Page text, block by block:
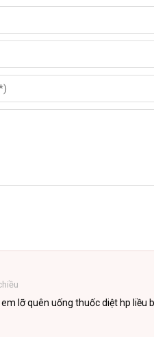
lỡ quên uống thuốc diệt hp liều